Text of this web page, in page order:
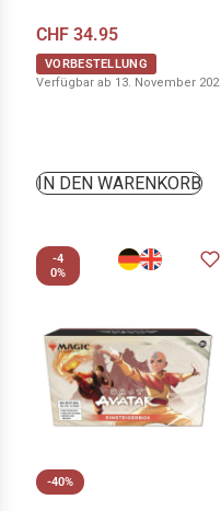
CHF 34.95
VORBESTELLUNG
Verfügbar ab 13. November 2026
IN DEN WARENKORB
-4
0%
-40%